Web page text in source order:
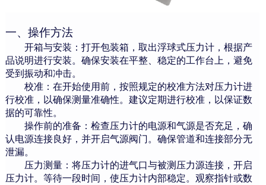
一、操作方法
开箱与安装：打开包装箱，取出浮球式压力计，根据产
品说明进行安装。确保安装在平整、稳定的工作台上，避免
受到振动和冲击。
校准：在开始使用前，按照规定的校准方法对压力计进
行校准，以确保测量准确性。建议定期进行校准，以保证数
据的可靠性。
操作前的准备：检查压力计的电源和气源是否充足，确
认电源连接良好，并开启气源阀门。确保管道和连接部分无
泄漏。
压力测量：将压力计的进气口与被测压力源连接，开启
压力计。等待一段时间，使压力计内部稳定。观察指针或数